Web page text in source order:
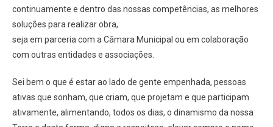
continuamente e dentro das nossas competências, as melhores
soluções para realizar obra,
seja em parceria com a Câmara Municipal ou em colaboração
com outras entidades e associações.
Sei bem o que é estar ao lado de gente empenhada, pessoas
ativas que sonham, que criam, que projetam e que participam
ativamente, alimentando, todos os dias, o dinamismo da nossa